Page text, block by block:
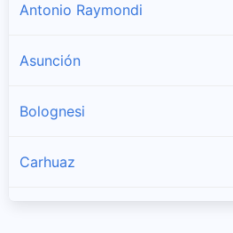
Antonio Raymondi
Asunción
Bolognesi
Carhuaz